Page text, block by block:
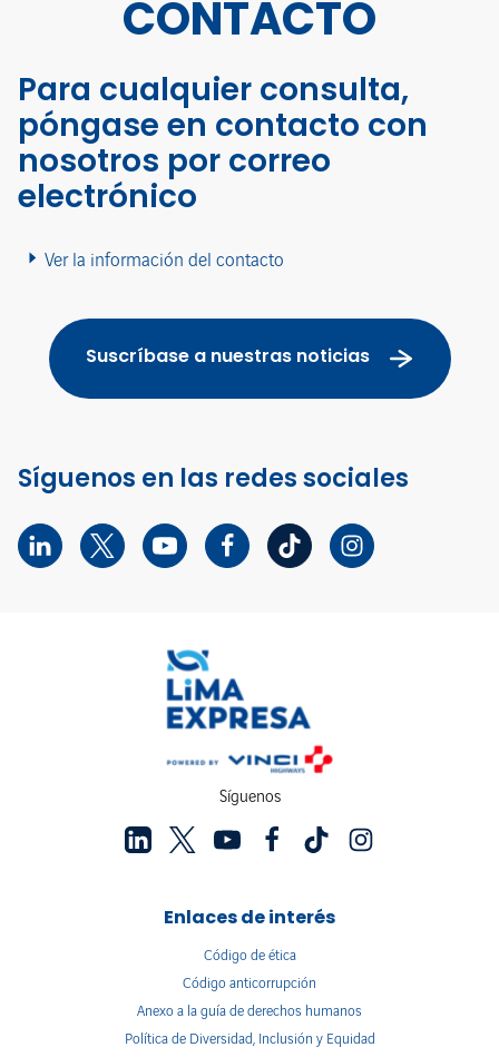
CONTACTO
Para cualquier consulta,
póngase en contacto con
nosotros por correo
electrónico
Ver la información del contacto
Suscríbase a nuestras noticias
Síguenos en las redes sociales
Síguenos
Enlaces de interés
Código de ética
Código anticorrupción
Anexo a la guía de derechos humanos
Política de Diversidad, Inclusión y Equidad